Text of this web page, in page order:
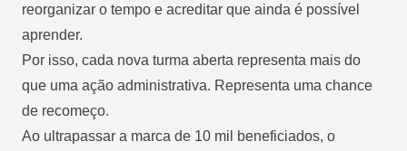
reorganizar o tempo e acreditar que ainda é possível
aprender.
Por isso, cada nova turma aberta representa mais do
que uma ação administrativa. Representa uma chance
de recomeço.
Ao ultrapassar a marca de 10 mil beneficiados, o